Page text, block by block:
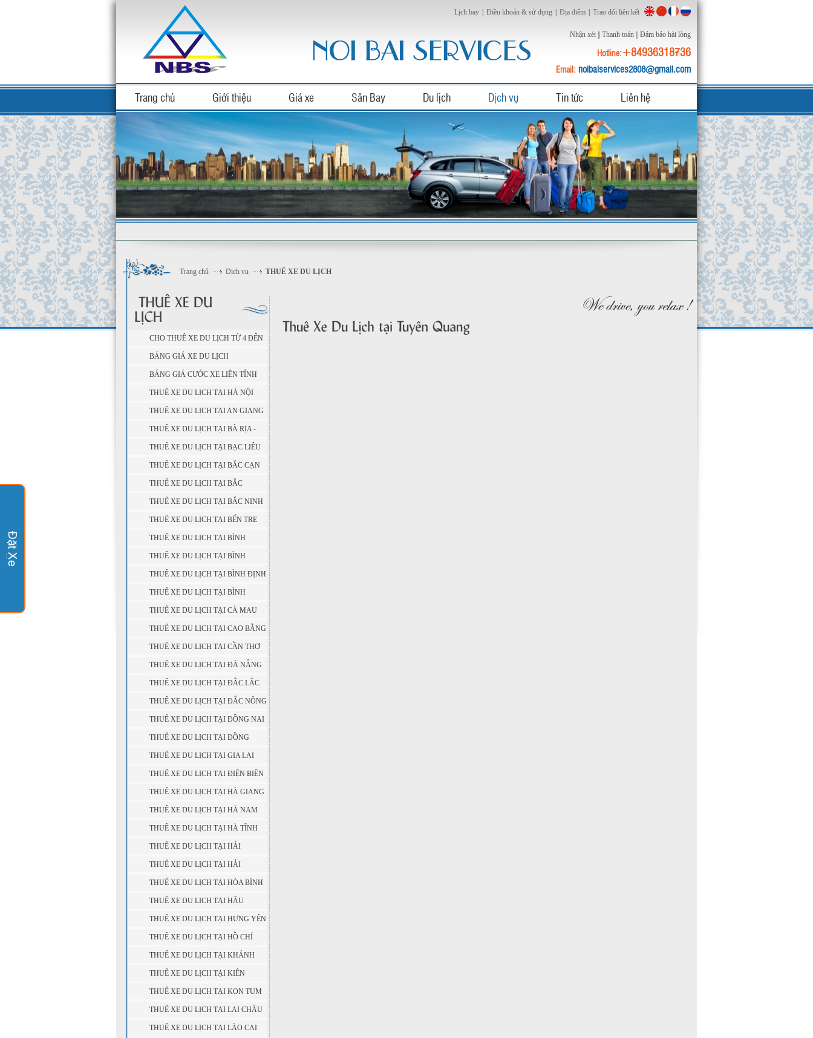
Lịch bay Điều khoản & sử dụng Địa điểm Trao đổi liên kết
Nhận xét Thanh toán Đảm bảo hài lòng
Hotline:+84936318736
Email: noibaiservices2808@gmail.com
Trang chủ Giới thiệu Giá xe Sân Bay Du lịch Dịch vụ Tin tức Liên hệ
Trang chủ Dịch vụ THUÊ XE DU LỊCH
CHO THUÊ XE DU LỊCH TỪ 4 ĐẾN
45 CHỖ
BẢNG GIÁ XE DU LỊCH
BẢNG GIÁ CƯỚC XE LIÊN TỈNH
THUÊ XE DU LỊCH TẠI HÀ NỘI
THUÊ XE DU LỊCH TẠI AN GIANG
THUÊ XE DU LỊCH TẠI BÀ RỊA -
VŨNG TÀU
THUÊ XE DU LỊCH TẠI BẠC LIÊU
THUÊ XE DU LỊCH TẠI BẮC CẠN
THUÊ XE DU LỊCH TẠI BẮC
GIANG
THUÊ XE DU LỊCH TẠI BẮC NINH
THUÊ XE DU LỊCH TẠI BẾN TRE
THUÊ XE DU LỊCH TẠI BÌNH
DƯƠNG
THUÊ XE DU LỊCH TẠI BÌNH
PHƯỚC
THUÊ XE DU LỊCH TẠI BÌNH ĐỊNH
THUÊ XE DU LỊCH TẠI BÌNH
THUẬN
THUÊ XE DU LỊCH TẠI CÀ MAU
THUÊ XE DU LỊCH TẠI CAO BẰNG
THUÊ XE DU LỊCH TẠI CẦN THƠ
THUÊ XE DU LỊCH TẠI ĐÀ NẴNG
THUÊ XE DU LỊCH TẠI ĐẮC LẮC
THUÊ XE DU LỊCH TẠI ĐẮC NÔNG
THUÊ XE DU LỊCH TẠI ĐỒNG NAI
THUÊ XE DU LỊCH TẠI ĐỒNG
THÁP
THUÊ XE DU LỊCH TẠI GIA LAI
THUÊ XE DU LỊCH TẠI ĐIỆN BIÊN
THUÊ XE DU LỊCH TẠI HÀ GIANG
THUÊ XE DU LỊCH TẠI HÀ NAM
THUÊ XE DU LỊCH TẠI HÀ TĨNH
THUÊ XE DU LỊCH TẠI HẢI
DƯƠNG
THUÊ XE DU LỊCH TẠI HẢI
PHÒNG
THUÊ XE DU LỊCH TẠI HÒA BÌNH
THUÊ XE DU LỊCH TẠI HẬU
GIANG
THUÊ XE DU LỊCH TẠI HƯNG YÊN
THUÊ XE DU LỊCH TẠI HỒ CHÍ
MINH
THUÊ XE DU LỊCH TẠI KHÁNH
HÒA
THUÊ XE DU LỊCH TẠI KIÊN
GIANG
THUÊ XE DU LỊCH TẠI KON TUM
THUÊ XE DU LỊCH TẠI LAI CHÂU
THUÊ XE DU LỊCH TẠI LÀO CAI